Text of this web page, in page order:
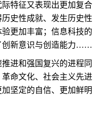
特征又表现出更加复合
史性成就、发生历史性
更加丰富；信息科技的
创新意识与创造能力……
进和强国复兴的进程同
命文化、社会主义先进
坚定的自信、更加鲜明